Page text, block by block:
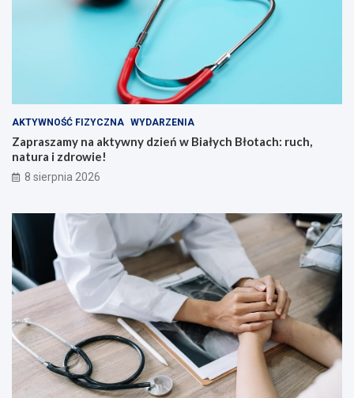
AKTYWNOŚĆ FIZYCZNA WYDARZENIA
Zapraszamy na aktywny dzień w Białych Błotach: ruch,
natura i zdrowie!
8 sierpnia 2026